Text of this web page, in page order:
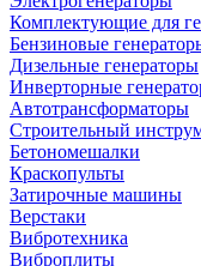
Комплектующие для
Бензиновые
Дизельные генераторы
Инверторные
Автотрансформаторы
Строительный
Бетономешалки
Краскопульты
Затирочные машины
Верстаки
Вибротехника
Виброплиты